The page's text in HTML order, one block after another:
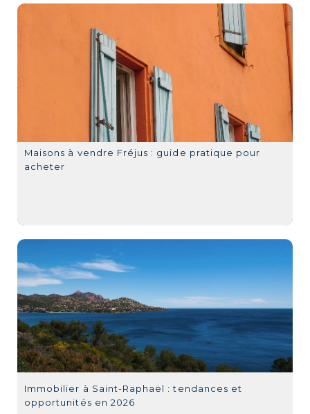
Maisons à vendre Fréjus : guide pratique pour
acheter
Immobilier à Saint-Raphaël : tendances et
opportunités en 2026